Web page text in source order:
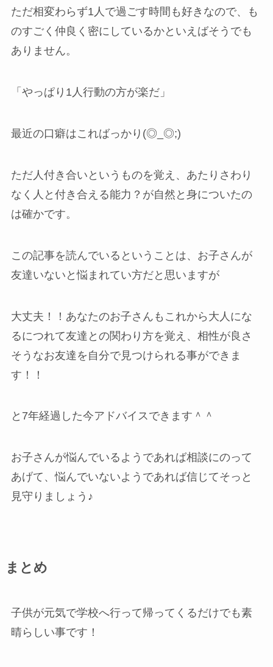
ただ相変わらず1人で過ごす時間も好きなので、も
のすごく仲良く密にしているかといえばそうでも
ありません。
「やっぱり1人行動の方が楽だ」
最近の口癖はこればっかり(◎_◎;)
ただ人付き合いというものを覚え、あたりさわり
なく人と付き合える能力？が自然と身についたの
は確かです。
この記事を読んでいるということは、お子さんが
友達いないと悩まれてい方だと思いますが
大丈夫！！あなたのお子さんもこれから大人にな
るにつれて友達との関わり方を覚え、相性が良さ
そうなお友達を自分で見つけられる事ができま
す！！
と7年経過した今アドバイスできます＾＾
お子さんが悩んでいるようであれば相談にのって
あげて、悩んでいないようであれば信じてそっと
見守りましょう♪
まとめ
子供が元気で学校へ行って帰ってくるだけでも素
晴らしい事です！